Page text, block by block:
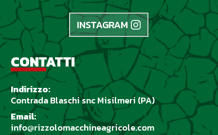
INSTAGRAM
CONTATTI
Indirizzo:
Contrada Blaschi snc Misilmeri (PA)
Email:
info@rizzolomacchineagricole.com